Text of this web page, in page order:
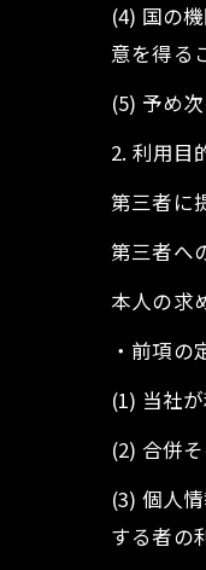
(4) 国の
意を得る
(5) 予め
2. 利用目
第三者に
第三者へ
本人の求
・前項の
(1) 当社
(2) 合併
(3) 個人
する者の